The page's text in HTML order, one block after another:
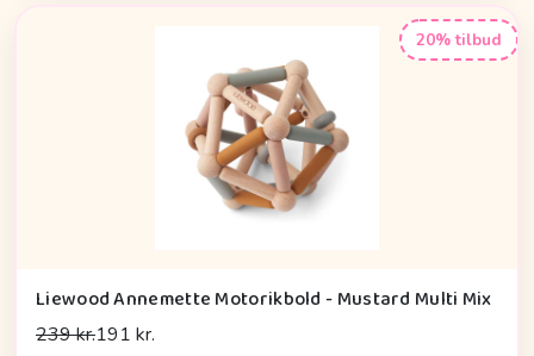
20% tilbud
Liewood Annemette Motorikbold - Mustard Multi Mix
239 kr.191 kr.